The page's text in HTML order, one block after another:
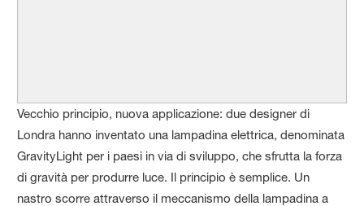
Vecchio principio, nuova applicazione: due designer di
Londra hanno inventato una lampadina elettrica, denominata
GravityLight per i paesi in via di sviluppo, che sfrutta la forza
di gravità per produrre luce. Il principio è semplice. Un
nastro scorre attraverso il meccanismo della lampadina a